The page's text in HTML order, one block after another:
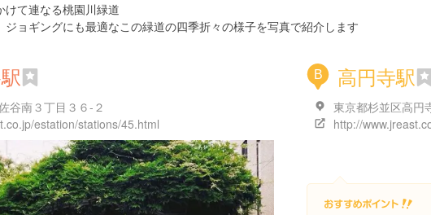
けて連なる桃園川緑道
ジョギングにも最適なこの緑道の四季折々の様子を写真で紹介します
谷南３丁目３６-２
estation/stations/45.html
B 高円寺駅